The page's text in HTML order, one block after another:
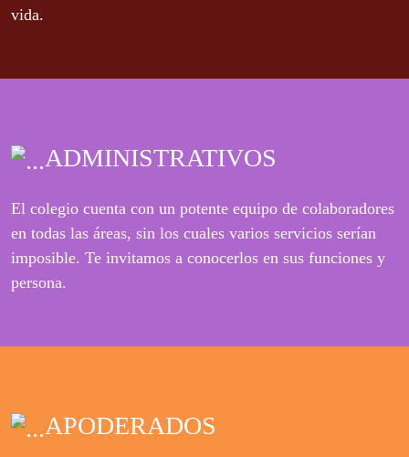
vida.
ADMINISTRATIVOS
El colegio cuenta con un potente equipo de colaboradores
en todas las áreas, sin los cuales varios servicios serían
imposible. Te invitamos a conocerlos en sus funciones y
persona.
APODERADOS